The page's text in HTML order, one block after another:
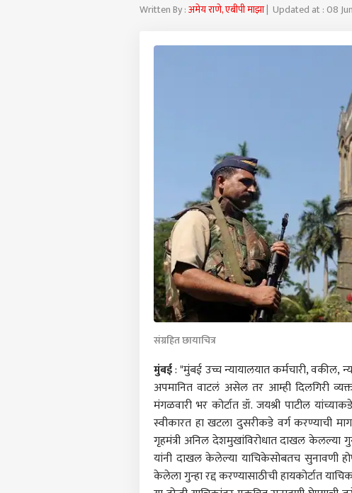
Written By :अमेय राणे, एबीपी माझा| Updated at : 08
संग्रहित छायाचित्र
मुंबई: "मुंबई उच्च न्यायालयात कर्मचारी,
अपमानित वाटलं असेल तर आम्ही दिलगिरी
मंगळवारी भर कोर्टात डॉ. जयश्री पाटील
स्वीकारत हा खटला दुसरीकडे वर्ग करण्याची
गृहमंत्री अनिल देशमुखांविरोधात दाखल केलल्या
यांनी दाखल केलेल्या याचिकेसोबतच सुनावणी
केलेला गुन्हा रद्द करण्यासाठीची हायकोर्टात